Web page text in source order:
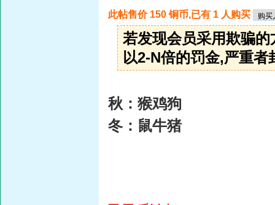
此帖售价 150 铜币,已有 1 人购买
若发现会员采用欺骗
以2-N倍的罚金,严重者
秋：猴鸡狗
冬：鼠牛猪